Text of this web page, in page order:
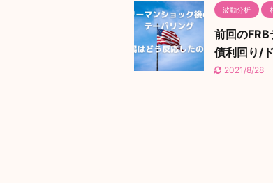
波動分析
前回の
債利回り/
2021/8/28